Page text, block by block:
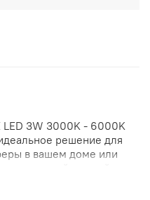
LED 3W 3000K - 6000K
решение для
в вашем доме или
яркое и